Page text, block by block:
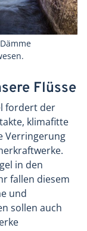
Flüsse
fordert der
klimafitte
Verringerung
in den
fallen diesem
und
sollen auch